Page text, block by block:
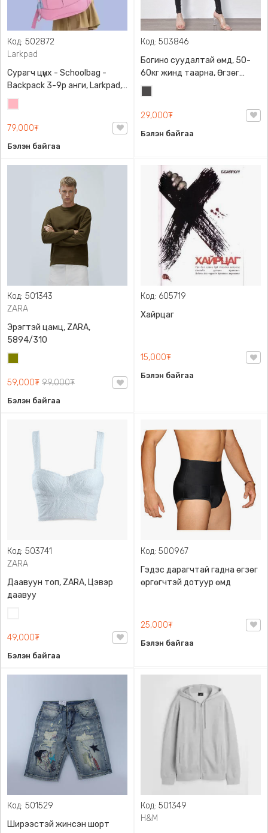
Код: 502872
Larkpad
Сурагч цүнх - Schoolbag -
Backpack 3-9р анги, Larkpad,
9009-10128, Цацруулагчтай,
Олон тасалгаатай
79,000₮
Бэлэн байгаа
Код: 503846
Богино суудалтай өмд, 50-
60кг жинд таарна, Өгзөг
өргөгчтэй
29,000₮
Бэлэн байгаа
Код: 501343
ZARA
Эрэгтэй цамц, ZARA,
5894/310
59,000₮ 99,000₮
Бэлэн байгаа
Код: 605719
Хайрцаг
15,000₮
Бэлэн байгаа
Код: 503741
ZARA
Даавуун топ, ZARA, Цэвэр
даавуу
49,000₮
Бэлэн байгаа
Код: 500967
Гэдэс дарагчтай гадна өгзөг
өргөгчтэй дотуур өмд
25,000₮
Бэлэн байгаа
Код: 501529
Ширээстэй жинсэн шорт
Код: 501349
H&M